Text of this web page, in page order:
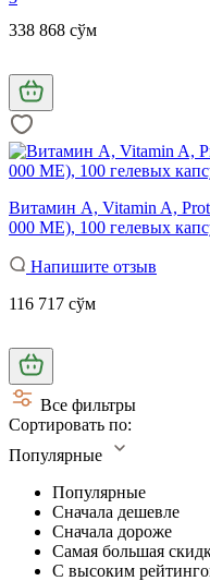
338 868 сўм
Витамин А, Vitamin A,
000 МЕ), 100 гелевых
Напишите отзыв
116 717 сўм
Все фильтры
Сортировать по:
Популярные
Популярные
Сначала дешевле
Сначала дороже
Самая большая
С высоким